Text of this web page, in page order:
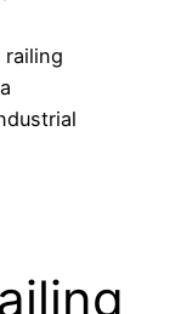
railing